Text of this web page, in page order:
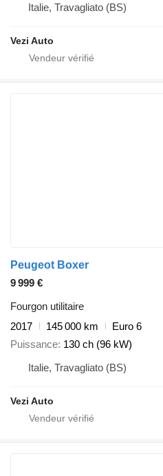
Italie, Travagliato (BS)
Vezi Auto
Peugeot Boxer
9 999 €
Fourgon utilitaire
2017
145 000 km
Euro 6
Puissance 130 ch (96 kW)
Italie, Travagliato (BS)
Vezi Auto